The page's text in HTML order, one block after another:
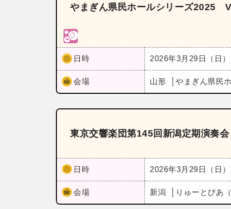
やまぎん県民ホールシリーズ2025
日時 2026年3月29日（日）
会場 山形 やまぎん県民
東京交響楽団第145回新潟定期演奏会
日時 2026年3月29日（日）
会場 新潟 りゅーとぴあ